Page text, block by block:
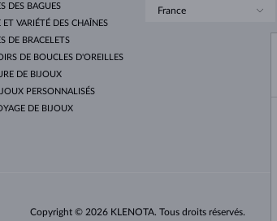
DES BAGUES
ET VARIÉTÉ DES CHAÎNES
DE BRACELETS
DE BOUCLES D'OREILLES
DE BIJOUX
PERSONNALISÉS
DE BIJOUX
France
Copyright © 2026 KLENOTA. Tous droits réservés.